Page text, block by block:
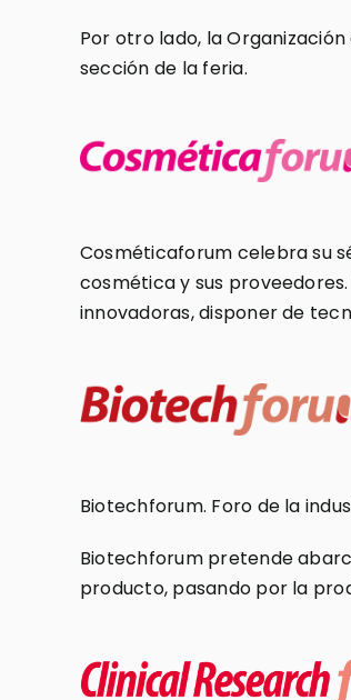
Por otro lado, la
sección de la feria.
Cosméticaforum celebra su
cosmética y sus
innovadoras, disponer de
Biotechforum. Foro de la
Biotechforum pretende
producto, pasando por la